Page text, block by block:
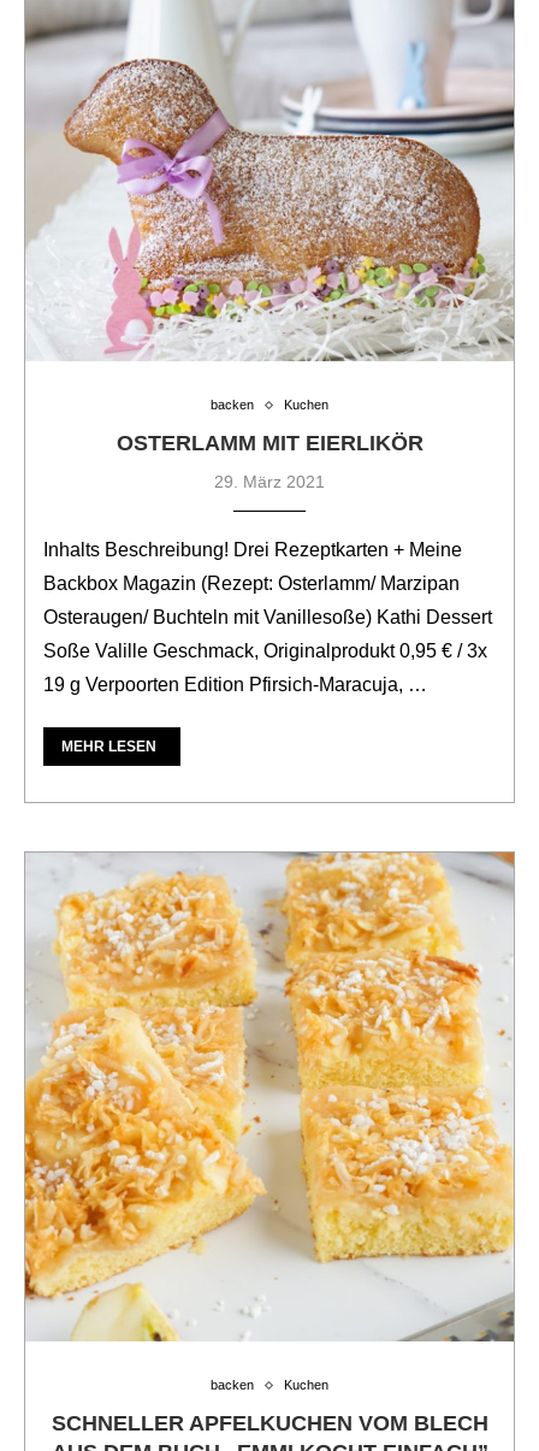
backen Kuchen
OSTERLAMM MIT EIERLIKÖR
29. März 2021
Inhalts Beschreibung! Drei Rezeptkarten + Meine
Backbox Magazin (Rezept: Osterlamm/ Marzipan
Osteraugen/ Buchteln mit Vanillesoße) Kathi Dessert
Soße Valille Geschmack, Originalprodukt 0,95 € / 3x
19 g Verpoorten Edition Pfirsich-Maracuja, …
MEHR LESEN
backen Kuchen
SCHNELLER APFELKUCHEN VOM BLECH